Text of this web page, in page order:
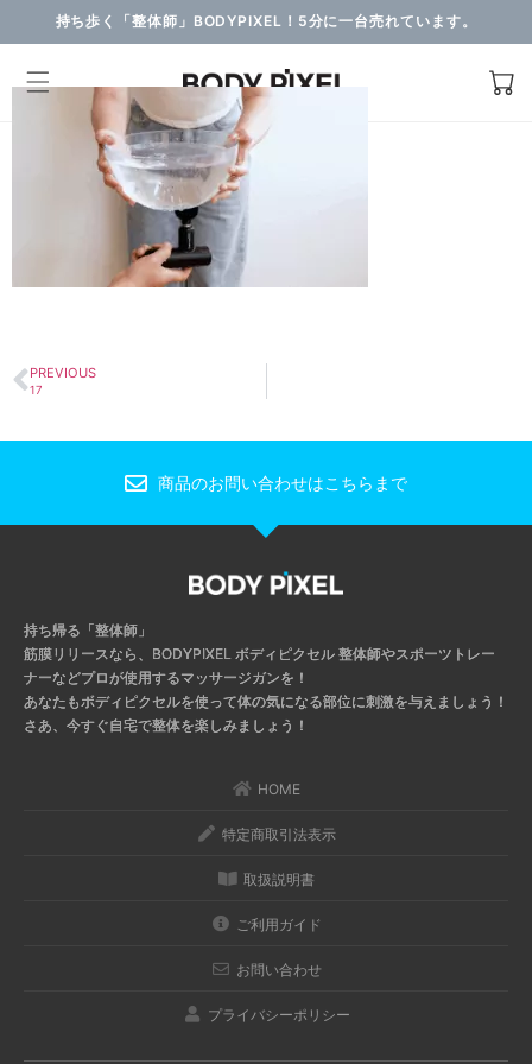
持ち歩く「整体師」BODYPIXEL！5分に一台売れています。
PREVIOUS
17
商品のお問い合わせはこちらまで
持ち帰る「整体師」
筋膜リリースなら、BODYPIXEL ボディピクセル 整体師やスポーツトレー
ナーなどプロが使用するマッサージガンを！
あなたもボディピクセルを使って体の気になる部位に刺激を与えましょう！
さあ、今すぐ自宅で整体を楽しみましょう！
HOME
特定商取引法表示
取扱説明書
ご利用ガイド
お問い合わせ
プライバシーポリシー